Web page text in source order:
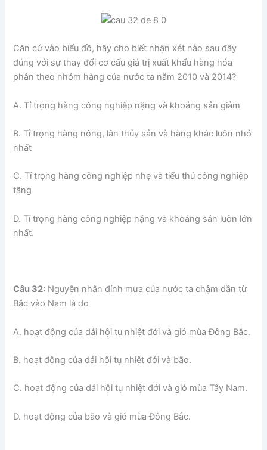
Căn cứ vào biểu đồ, hãy cho biết nhận xét nào sau đây
đúng với sự thay đổi cơ cấu giá trị xuất khẩu hàng hóa
phân theo nhóm hàng của nước ta năm 2010 và 2014?
A. Tỉ trọng hàng công nghiệp nặng và khoáng sản giảm
B. Tỉ trọng hàng nông, lân thủy sản và hàng khác luôn nhỏ
nhất
C. Tỉ trọng hàng công nghiệp nhẹ và tiểu thủ công nghiệp
tăng
D. Tỉ trọng hàng công nghiệp nặng và khoáng sản luôn lớn
nhất.
Câu 32: Nguyên nhân đỉnh mưa của nước ta chậm dần từ
Bắc vào Nam là do
A. hoạt động của dải hội tụ nhiệt đới và gió mùa Đông Bắc.
B. hoạt động của dải hội tụ nhiệt đới và bão.
C. hoạt động của dải hội tụ nhiệt đới và gió mùa Tây Nam.
D. hoạt động của bão và gió mùa Đông Bắc.